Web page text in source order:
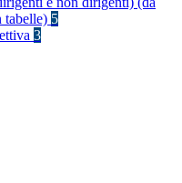
tabelle) 5
3